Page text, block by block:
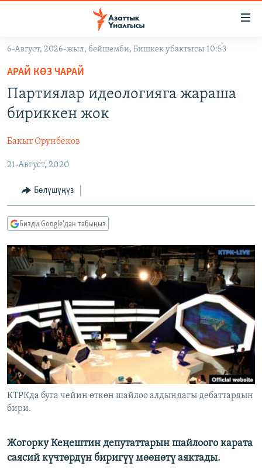
Навигацияга
өтүңүз
Издөөгө
салыңыз
ЖАҢЫЛЫКТАР
КЫРГЫЗСТАН
ЭКОНОМИКА
МАДАНИЯТ
ДҮЙНӨ
БОРБОР АЗИЯ
УКРАИНА
АТАЙЫН ИЛИКТӨӨ
ТВ ПРОГРАММАЛАР
БҮГҮН АЗАТТЫКТА
БИЗ ЖАНА ДҮЙНӨ
ДАНИСТЕ
ЭЖЕ-СИҢДИЛЕР
ЫҢГАЙСЫЗ СУРООЛОР
ПОДКАСТ
ӨЗГӨЧӨ ПИКИР
ОНЛАЙН ШЕРИНЕ
ЭЕ/АРнун бардык сайттары
6-Август, 2026-жыл, бейшемби, Бишкек убактысы 10:53
АРАЙ КӨЗ ЧАРАЙ
Партиялар идеологияга жараша
бириккен жок
Бакыт Орунбеков
21-Август, 2020
Бөлүшүңүз
Бизди Google'дан табыңыз
КТРКда буга чейин өткөн шайлоо алдындагы дебаттардын
бири.
Жогорку Кеңештин депутаттарын шайлоого карата
саясий күчтөрдүн биригүү мөөнөтү аяктады.